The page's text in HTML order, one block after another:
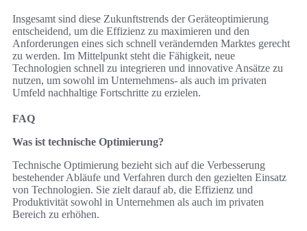
Insgesamt sind diese Zukunftstrends der Geräteoptimierung
entscheidend, um die Effizienz zu maximieren und den
Anforderungen eines sich schnell verändernden Marktes gerecht
zu werden. Im Mittelpunkt steht die Fähigkeit, neue
Technologien schnell zu integrieren und innovative Ansätze zu
nutzen, um sowohl im Unternehmens- als auch im privaten
Umfeld nachhaltige Fortschritte zu erzielen.
FAQ
Was ist technische Optimierung?
Technische Optimierung bezieht sich auf die Verbesserung
bestehender Abläufe und Verfahren durch den gezielten Einsatz
von Technologien. Sie zielt darauf ab, die Effizienz und
Produktivität sowohl in Unternehmen als auch im privaten
Bereich zu erhöhen.